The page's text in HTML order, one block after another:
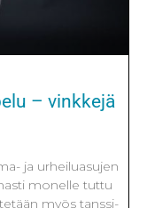
– vinkkejä
ja urheiluasujen
monelle tuttu
myös tanssi-